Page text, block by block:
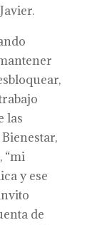
las
“mi
y ese
de